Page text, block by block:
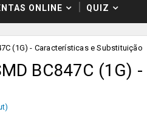
ONLINE QUIZ
(1G) - Características e Substituição
BC847C (1G) -